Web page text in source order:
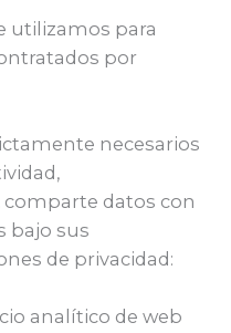
utilizamos para
por
necesarios
comparte datos con
bajo sus
de privacidad:
analítico de web